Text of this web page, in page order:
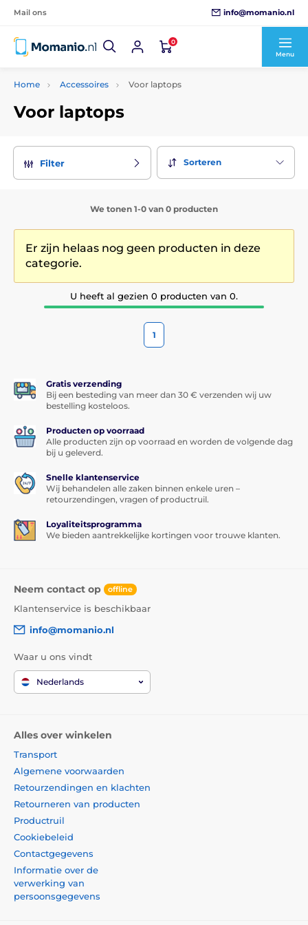
Mail ons info@momanio.nl
0
Menu
Home Accessoires Voor laptops
Voor laptops
Filter Sorteren
We tonen 1-0 van 0 producten
Er zijn helaas nog geen producten in deze
categorie.
U heeft al gezien 0 producten van 0.
1
Gratis verzending
Bij een besteding van meer dan 30 € verzenden wij uw
bestelling kosteloos.
Producten op voorraad
Alle producten zijn op voorraad en worden de volgende dag
bij u geleverd.
Snelle klantenservice
Wij behandelen alle zaken binnen enkele uren –
retourzendingen, vragen of productruil.
Loyaliteitsprogramma
We bieden aantrekkelijke kortingen voor trouwe klanten.
Neem contact op offline
Klantenservice is beschikbaar
info@momanio.nl
Waar u ons vindt
Nederlands
Alles over winkelen
Transport
Algemene voorwaarden
Retourzendingen en klachten
Retourneren van producten
Productruil
Cookiebeleid
Contactgegevens
Informatie over de
verwerking van
persoonsgegevens